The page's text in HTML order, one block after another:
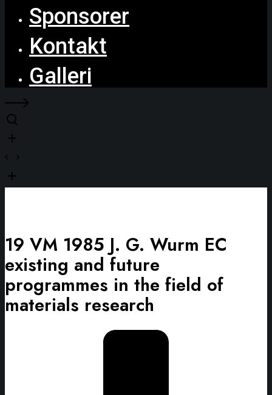
Sponsorer
Kontakt
Galleri
19 VM 1985 J. G. Wurm EC
existing and future
programmes in the field of
materials research